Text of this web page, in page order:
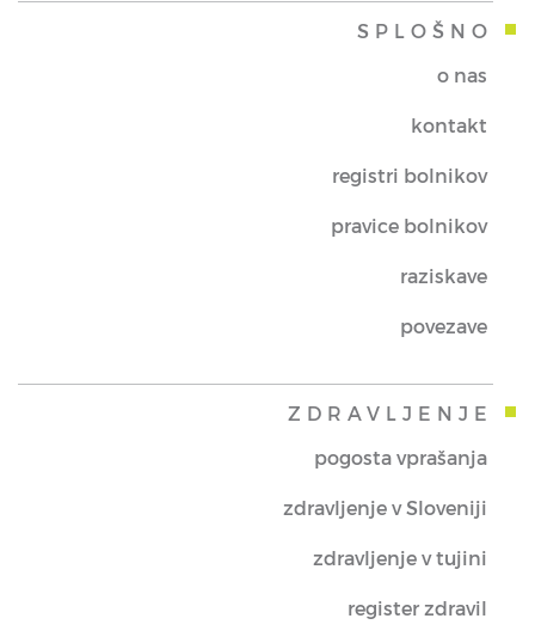
SPLOŠNO
o nas
kontakt
registri bolnikov
pravice bolnikov
raziskave
povezave
ZDRAVLJENJE
pogosta vprašanja
zdravljenje v Sloveniji
zdravljenje v tujini
register zdravil